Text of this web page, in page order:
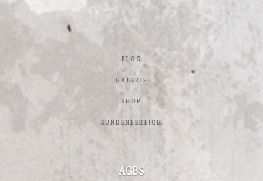
Blog
Galerie
Shop
Kundenbereich
AGBs